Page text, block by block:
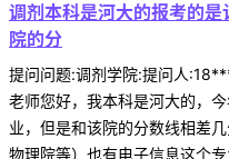
调剂本科是河大的报考的
院的分
提问问题:调剂学院:提问人
老师您好，我本科是河大的，
业，但是和该院的分数线相差
物理院等）也有电子信息这个